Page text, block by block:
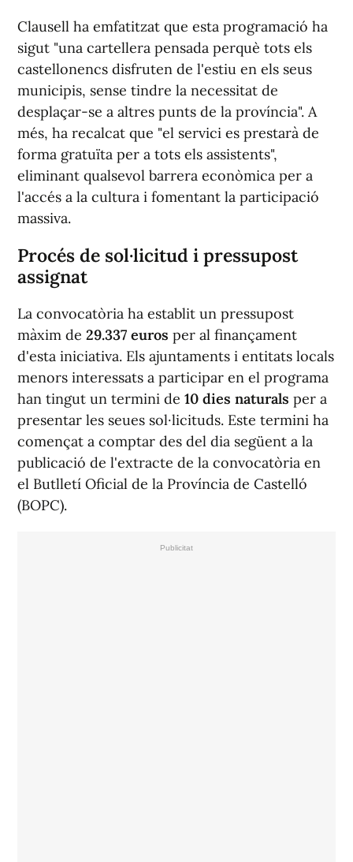
Clausell ha emfatitzat que esta programació ha
sigut "una cartellera pensada perquè tots els
castellonencs disfruten de l'estiu en els seus
municipis, sense tindre la necessitat de
desplaçar-se a altres punts de la província". A
més, ha recalcat que "el servici es prestarà de
forma gratuïta per a tots els assistents",
eliminant qualsevol barrera econòmica per a
l'accés a la cultura i fomentant la participació
massiva.
Procés de sol·licitud i pressupost
assignat
La convocatòria ha establit un pressupost
màxim de 29.337 euros per al finançament
d'esta iniciativa. Els ajuntaments i entitats locals
menors interessats a participar en el programa
han tingut un termini de 10 dies naturals per a
presentar les seues sol·licituds. Este termini ha
començat a comptar des del dia següent a la
publicació de l'extracte de la convocatòria en
el Butlletí Oficial de la Província de Castelló
(BOPC).